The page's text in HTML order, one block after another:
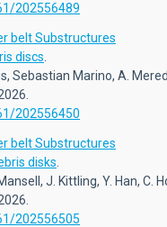
202556489
belt Substructures
discs
Sebastian Marino, A.
202556450
belt Substructures
disks
J. Kittling, Y. Han, C.
202556505